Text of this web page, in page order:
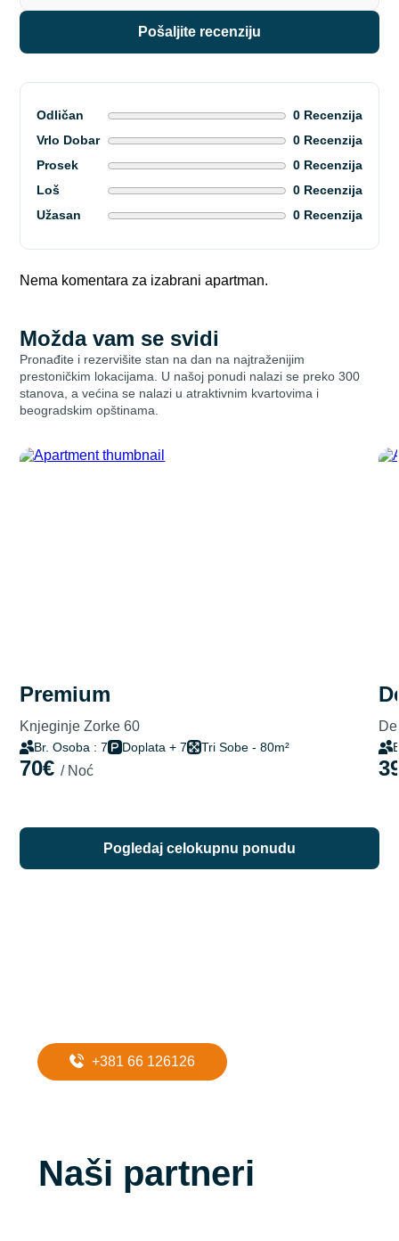
pošaljite recenziju
Odličan
0 Recenzija
Vrlo Dobar
0 Recenzija
Prosek
0 Recenzija
Loš
0 Recenzija
Užasan
0 Recenzija
Nema komentara za izabrani apartman.
Možda vam se svidi
Pronađite i rezervišite stan na dan na najtraženijim
prestoničkim lokacijama. U našoj ponudi nalazi se preko 300
stanova, a većina se nalazi u atraktivnim kvartovima i
beogradskim opštinama.
premium
Knjeginje Zorke 60
Br. Osoba : 7 Doplata + 7 Tri Sobe - 80m²
70€/ Noć
pogledaj celokupnu ponudu
+381 66 126126
Naši partneri